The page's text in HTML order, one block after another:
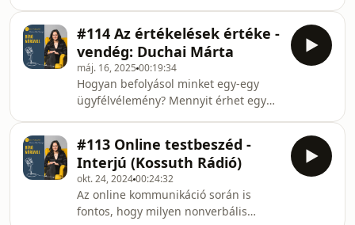
magyarul Kiadót és a KönyvStart kon
szabott, újragondolt verziót? Milyen
működő módszerek segítenek az
önbizalom
megerősítésében? Minderről
beszélgetünk adásunkban.Podcast
témánk: Önbizalom 2.0 – újragondolt
módszerek, amik tényleg
működnek Meghívott vendég:
Komócsin Laura, aki a Business Coach
Kft. ügyv
#114 Az értékelések értéke -
vendég: Duchai Márta
máj. 16, 2025 00:19:34
Hogyan befolyásol minket egy-egy
ügyfélvélemény? Mennyit érhet egy
Miért fontos az online értékelés?
Minderről beszélgetünk
adásunkban.Meghívott
vendég: Duchai Márta, az
ÉrtékelésTUNING alapítója és a
#113 Online testbeszéd -
Interjú (Kossuth Rádió)
okt. 24, 202400:24:32
Az online kommunikáció során is
fontos, hogy milyen nonverbális